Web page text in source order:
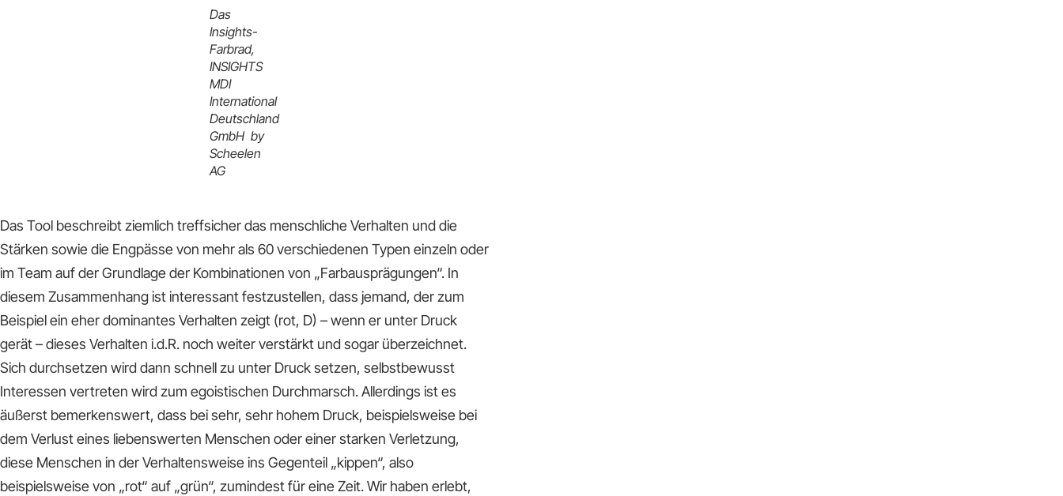
Das
Insights-
Farbrad,
INSIGHTS
MDI
International
Deutschland
GmbH by
Scheelen
AG
Das Tool beschreibt ziemlich treffsicher das menschliche Verhalten und die
Stärken sowie die Engpässe von mehr als 60 verschiedenen Typen einzeln oder
im Team auf der Grundlage der Kombinationen von „Farbausprägungen“. In
diesem Zusammenhang ist interessant festzustellen, dass jemand, der zum
Beispiel ein eher dominantes Verhalten zeigt (rot, D) – wenn er unter Druck
gerät – dieses Verhalten i.d.R. noch weiter verstärkt und sogar überzeichnet.
Sich durchsetzen wird dann schnell zu unter Druck setzen, selbstbewusst
Interessen vertreten wird zum egoistischen Durchmarsch. Allerdings ist es
äußerst bemerkenswert, dass bei sehr, sehr hohem Druck, beispielsweise bei
dem Verlust eines liebenswerten Menschen oder einer starken Verletzung,
diese Menschen in der Verhaltensweise ins Gegenteil „kippen“, also
beispielsweise von „rot“ auf „grün“, zumindest für eine Zeit. Wir haben erlebt,